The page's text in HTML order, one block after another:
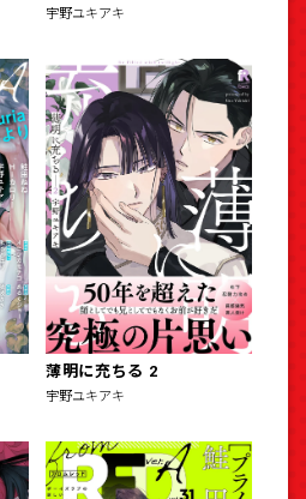
宇野ユキアキ
薄明に充ちる 2
宇野ユキアキ